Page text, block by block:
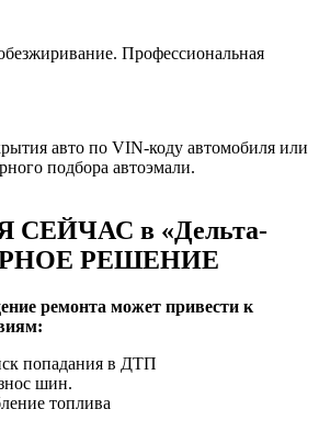
Профессиональная
авто по VIN-коду автомобиля или
подбора автоэмали.
СЕЙЧАС в «Дельта-
РЕШЕНИЕ
ремонта может привести к
попадания в ДТП
шин.
топлива